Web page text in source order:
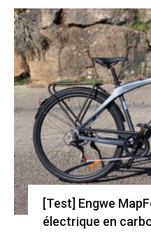
[Test] Engwe
électrique en